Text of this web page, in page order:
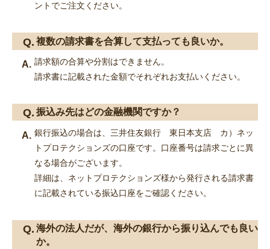
ントでご注文ください。
複数の請求書を合算して支払っても良いか。
請求額の合算や分割はできません。
請求書に記載された金額でそれぞれお支払いください。
振込み先はどの金融機関ですか？
銀行振込の場合は、三井住友銀行 東日本支店 カ）ネッ
トプロテクションズの口座です。口座番号は請求ごとに異
なる場合がございます。
詳細は、ネットプロテクションズ様から発行される請求書
に記載されている振込口座をご確認ください。
海外の法人だが、海外の銀行から振り込んでも良い
か。